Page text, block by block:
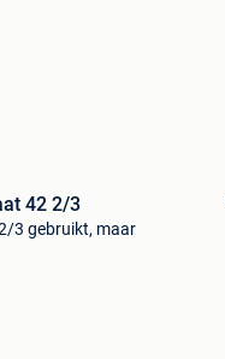
42 2/3
3 gebruikt, maar